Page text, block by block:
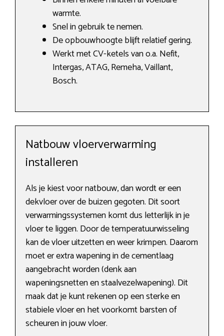
warmte.
Snel in gebruik te nemen.
De opbouwhoogte blijft relatief gering.
Werkt met CV-ketels van o.a. Nefit,
Intergas, ATAG, Remeha, Vaillant,
Bosch.
Natbouw vloerverwarming
installeren
Als je kiest voor natbouw, dan wordt er een
dekvloer over de buizen gegoten. Dit soort
verwarmingssystemen komt dus letterlijk in je
vloer te liggen. Door de temperatuurwisseling
kan de vloer uitzetten en weer krimpen. Daarom
moet er extra wapening in de cementlaag
aangebracht worden (denk aan
wapeningsnetten en staalvezelwapening). Dit
maak dat je kunt rekenen op een sterke en
stabiele vloer en het voorkomt barsten of
scheuren in jouw vloer.